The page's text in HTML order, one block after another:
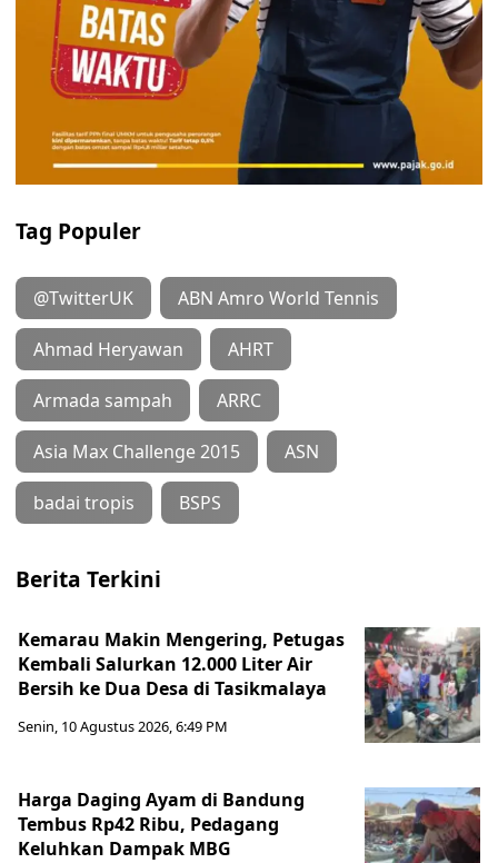
Tag Populer
@TwitterUK ABN Amro World Tennis
Ahmad Heryawan AHRT
Armada sampah ARRC
Asia Max Challenge 2015 ASN
badai tropis BSPS
Berita Terkini
Kemarau Makin Mengering, Petugas
Kembali Salurkan 12.000 Liter Air
Bersih ke Dua Desa di Tasikmalaya
Senin, 10 Agustus 2026, 6:49 PM
Harga Daging Ayam di Bandung
Tembus Rp42 Ribu, Pedagang
Keluhkan Dampak MBG